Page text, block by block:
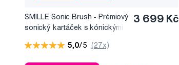
SMILLE Sonic Brush - Prémiový
sonický kartáček s kónickými
3 699 Kč
5,0/5 (27x)